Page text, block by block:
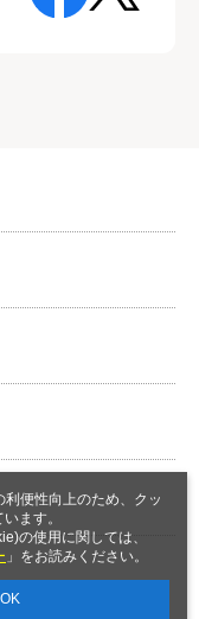
便性向上のため、クッ
ます。
の使用に関しては、
」をお読みください。
OK